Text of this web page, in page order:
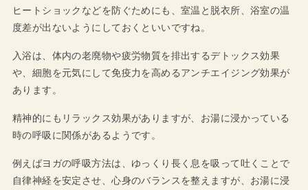
ヒートショックなどを防ぐためにも、室温と脱衣所、浴室の温
度差が出ないようにしておくといいですね。
入浴は、体内の老廃物や疲労物質を排出するデトックス効果
や、細胞を元気にして免疫力を高めるアンチエイジング効果が
あります。
精神的にもリラックス効果がありますが、お湯に浸かっている
時の呼吸に関係があるようです。
例えばヨガの呼吸方法は、ゆっくり長く息を吸って吐くことで
自律神経を安定させ、心身のバランスを整えますが、お湯に浸